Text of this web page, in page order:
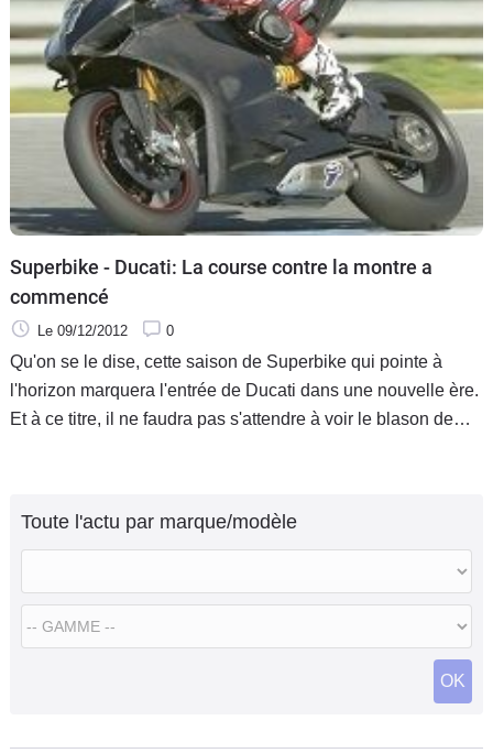
Superbike - Ducati: La course contre la montre a
commencé
Le 09/12/2012 0
Qu'on se le dise, cette saison de Superbike qui pointe à
l'horizon marquera l'entrée de Ducati dans une nouvelle ère.
Et à ce titre, il ne faudra pas s'attendre à voir le blason de
Toute l'actu par marque/modèle
OK